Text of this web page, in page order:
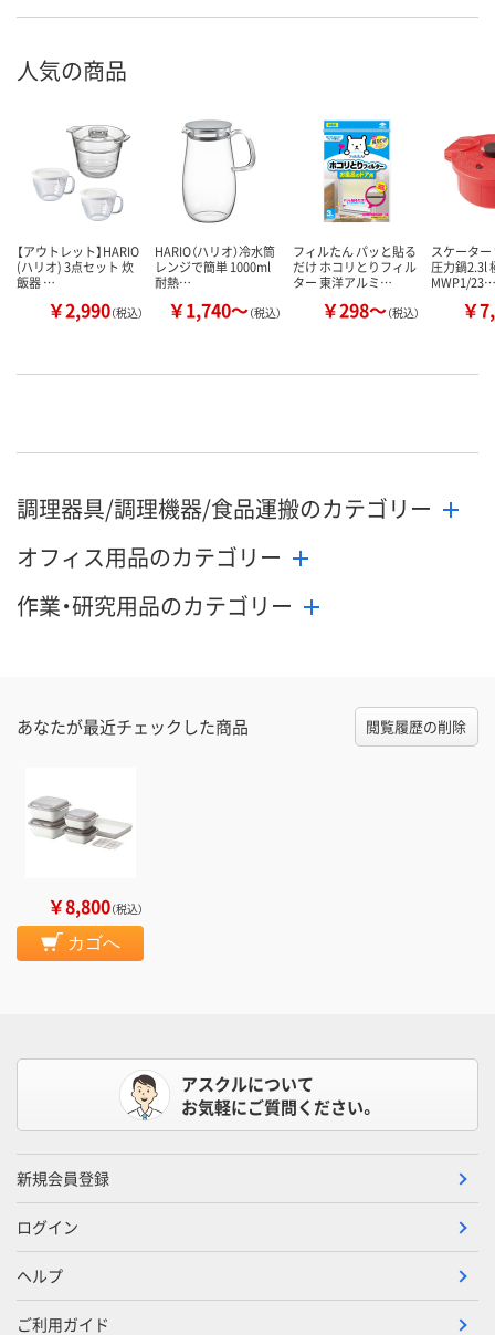
人気の商品
【アウトレット】HARIO
(ハリオ) 3点セット 炊
飯器 …
￥2,990（税込）
HARIO（ハリオ）冷水筒
レンジで簡単 1000ml
耐熱…
￥1,740～（税込）
フィルたん パッと貼る
だけ ホコリとりフィル
ター 東洋アルミ…
￥298～（税込）
スケータ
圧力鍋2.3l
MWP1/23…
￥
調理器具/調理機器/食品運搬のカテゴリー
オフィス用品のカテゴリー
作業・研究用品のカテゴリー
あなたが最近チェックした商品 閲覧履歴の削除
￥8,800（税込）
カゴへ
アスクルについて
お気軽にご質問ください。
新規会員登録
ログイン
ヘルプ
ご利用ガイド